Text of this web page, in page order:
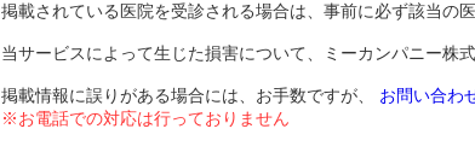
掲載されている医院を受診される場合は、事前に必ず該当の
当サービスによって生じた損害について、ミーカンパニー株
掲載情報に誤りがある場合には、お手数ですが、 お問い合わ
※お電話での対応は行っておりません